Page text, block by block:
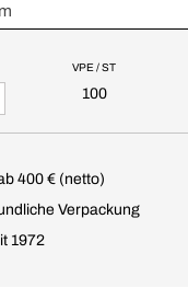
VPE / ST
100
400 € (netto)
Verpackung
1972